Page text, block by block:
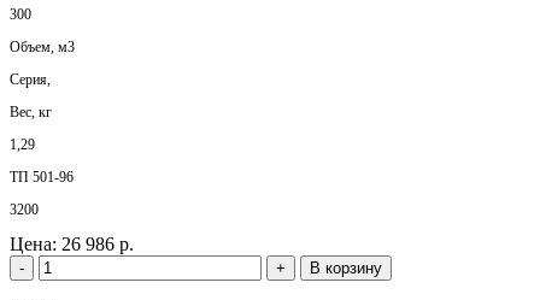
300
Объем, м3
Серия,
Вес, кг
1,29
ТП 501-96
3200
Цена: 26 986 р.
- + В корзину